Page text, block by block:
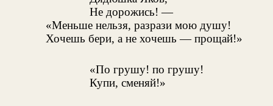
Не дорожись! —
«Меньше нельзя, разрази мою душу!
Хочешь бери, а не хочешь — прощай!»
«По грушу! по грушу!
Купи, сменяй!»